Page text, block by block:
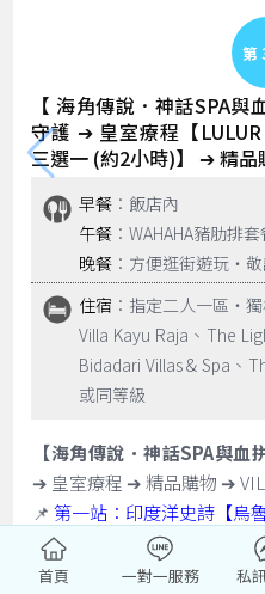
Day
【 海角傳說．神話SPA
守護 ➔ 皇室療程【
三選一 (約2小時)】 ➔ 精
早餐 ：飯店內
午餐 ：WAHAHA豬肋排
晚餐 ：方便逛街遊玩‧
住宿 ：指定二人一區‧獨
Villa Kayu Raja、The
Bidadari Villas & Spa、
或同等級
【海角傳說．神話SPA與血
➔ 皇室療程 ➔ 精品購物 ➔
📌 第一站：印度洋史詩【烏
📍 絕佳視角：站在斷崖之
崖上是觀海的絕佳位置，典
首頁 一對一服務 私